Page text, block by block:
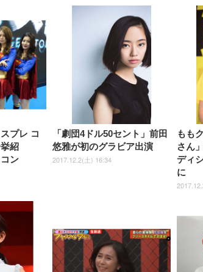
チェア 疲れない テレワーク
チェア 強化バックレスト 30
度ロッキング機能 人間工学 椅
子 腰サポート 90度跳ね上げ
式アームレスト 3Dヘッドレス
ト ハンガー付き 高反発クッシ
ョン PCチェア 通気性メッシ
ュ ゲーミング/勉強/事務用 お
しゃれ パソコンチェア (ブラ
ック)
￥7,680
Sezlife オフィスチェア デスク
チェア 疲れない テレワーク
チェア 強化バックレスト 30度
ロッキング機能 人間工学 椅子
腰サポート 90度跳ね上げ式ア
ームレスト 3Dヘッドレスト
ハンガー付き 高反発クッショ
ン PCチェア 通気性メッシュ
ゲーミング/勉強/事務用 おし
ゃれ パソコンチェア (ホワイ
ト)
￥7,680
【純正品】27"ゲーミングモ
付き（CFI-ZDM1J）
49,979
【整備済み品】Dell
E2724HS 27インチ 液晶モ
ニター フル
HD（1920×1080）VA 非光
沢 HDMI/DisplayPort/VGA
スピーカー内蔵 高さ調整 ス
イベル VESA対応
ComfortView ビジネス向け
￥15,800
ツ L 中型犬用 26枚入り 単品
￥1,800
Smart Basic(スマートベーシ
ック) 【Amazon.co.jp限定】
Smart Basic アイリスオーヤマ
ペットシーツ 超厚型 お徳用
ワイド 100枚入 (x 1) (ケース
販売)
￥3,670
プレ コ
紹
ン
「劇団4ドル50セント」前田
悠雅が初のグラビア出演
2017.12.2(土) 16:34
もも
さん
ディ
に